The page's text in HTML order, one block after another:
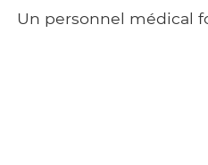
Un personnel médical